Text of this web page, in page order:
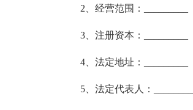
2、经营范围：_________
3、注册资本：_________
4、法定地址：_________
5、法定代表人：_________